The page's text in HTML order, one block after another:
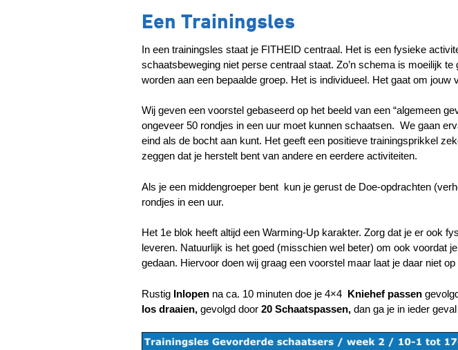
Een Trainingsles
In een trainingsles staat je FITHEID centraal. Het is een fysieke
schaatsbeweging niet perse centraal staat. Zo’n schema is moeilijk
worden aan een bepaalde groep. Het is individueel. Het gaat om
Wij geven een voorstel gebaseerd op het beeld van een “algemeen
ongeveer 50 rondjes in een uur moet kunnen schaatsen. We gaan
eind als de bocht aan kunt. Het geeft een positieve trainingsprikkel
zeggen dat je herstelt bent van andere en eerdere activiteiten.
Als je een middengroeper bent kun je gerust de Doe-opdrachten
rondjes in een uur.
Het 1e blok heeft altijd een Warming-Up karakter. Zorg dat je er ook
leveren. Natuurlijk is het goed (misschien wel beter) om ook voordat
gedaan. Hiervoor doen wij graag een voorstel maar laat je daar niet
Rustig Inlopen na ca. 10 minuten doe je 4×4 Kniehef passen
los draaien, gevolgd door 20 Schaatspassen, dan ga je in ieder